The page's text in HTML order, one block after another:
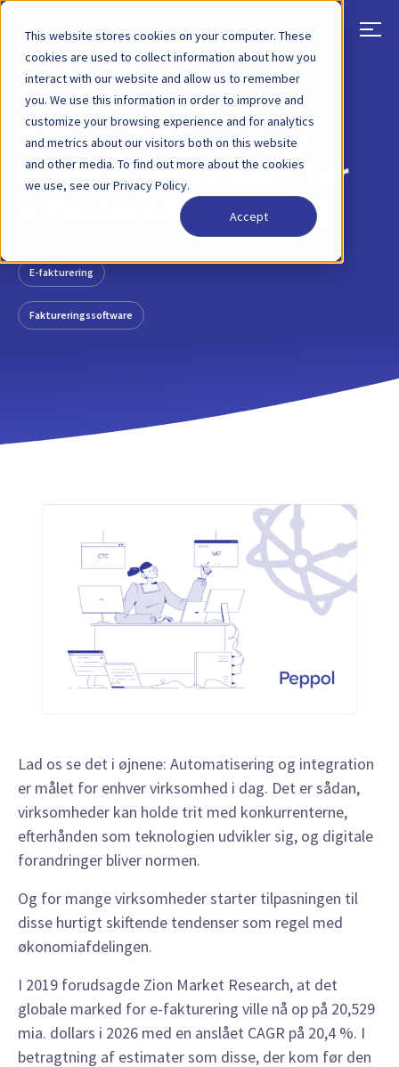
This website stores cookies on your computer. These
cookies are used to collect information about how you
interact with our website and allow us to remember
you. We use this information in order to improve and
customize your browsing experience and for analytics
and metrics about our visitors both on this website
and other media. To find out more about the cookies
we use, see our Privacy Policy.
Accept
TILBAGE BLOGINDLÆG 09 FEB, 2021
EDI og fakturering:
udviklingen inden for
e-fakturahåndtering
E-fakturering
Faktureringssoftware
Lad os se det i øjnene: Automatisering og integration
er målet for enhver virksomhed i dag. Det er sådan,
virksomheder kan holde trit med konkurrenterne,
efterhånden som teknologien udvikler sig, og digitale
forandringer bliver normen.
Og for mange virksomheder starter tilpasningen til
disse hurtigt skiftende tendenser som regel med
økonomiafdelingen.
I 2019 forudsagde Zion Market Research, at det
globale marked for e-fakturering ville nå op på 20,529
mia. dollars i 2026 med en anslået CAGR på 20,4 %. I
betragtning af estimater som disse, der kom før den